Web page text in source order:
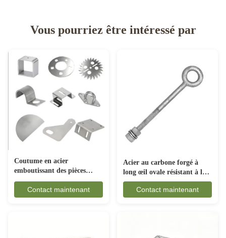
Vous pourriez être intéressé par
Coutume en acier
emboutissant des pièces
anticorrosion pour
l'industrie automobile
Contact maintenant
Acier au carbone forgé à
long œil ovale résistant à la
rouille pour les engins
maritimes
Contact maintenant